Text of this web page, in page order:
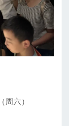
六）